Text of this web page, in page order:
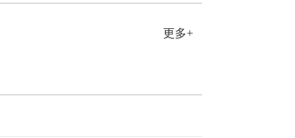
更多+